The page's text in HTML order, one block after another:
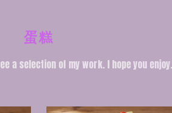
蛋糕
a selection of my work. I hope you enjoy.